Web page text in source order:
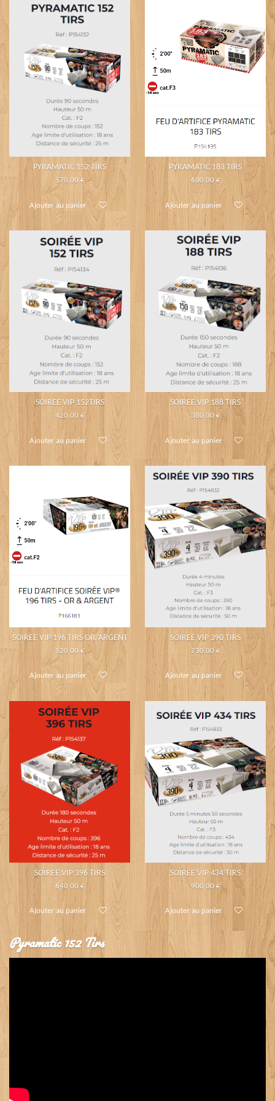
PYRAMATIC 152 TIRS
570,00 €
Ajouter au panier
PYRAMATIC 183 TIRS
600,00 €
Ajouter au panier
SOIREE VIP 152TIRS
420,00 €
Ajouter au panier
SOIREE VIP 188 TIRS
380,00 €
Ajouter au panier
SOIREE VIP 196 TIRS OR/ARGENT
520,00 €
Ajouter au panier
SOIREE VIP 390 TIRS
730,00 €
Ajouter au panier
SOIREE VIP 396 TIRS
640,00 €
Ajouter au panier
SOIREE VIP 434 TIRS
900,00 €
Ajouter au panier
Pyramatic 152 Tirs